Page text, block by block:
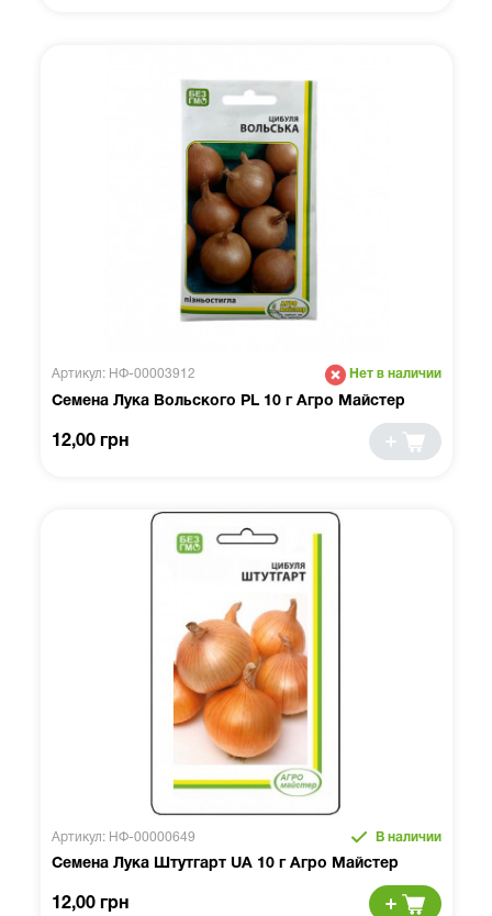
Артикул: НФ-00003912 Нет в наличии
Семена Лука Вольского PL 10 г Агро Майстер
12,00 грн
Артикул: НФ-00000649 В наличии
Семена Лука Штутгарт UA 10 г Агро Майстер
12,00 грн